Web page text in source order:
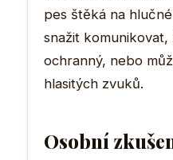
pes štěká na
snažit
ochranný, nebo
hlasitých zvuků.
Osobní